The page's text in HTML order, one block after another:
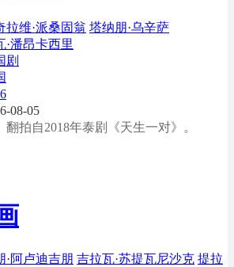
拉维·派桑固翁 塔纳朋·乌辛萨
·潘昂卡西里
剧
08-05
自2018年泰剧《天生一对》。
·阿卢迪吉朋 吉拉瓦·苏提瓦尼沙克 提拉